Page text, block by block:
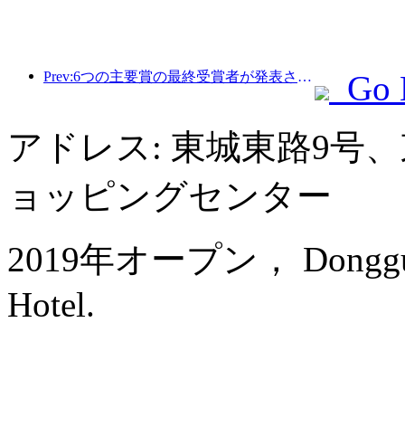
Prev:6つの主要賞の最終受賞者が発表され、100を超えるホテルや企業が年間賞を受賞しました。
Go
アドレス: 東城東路9号
ョッピングセンター
2019年オープン，
Hotel.